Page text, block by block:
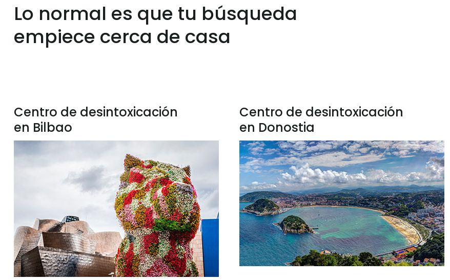
Lo normal es que tu búsqueda
empiece cerca de casa
Centro de desintoxicación
en Bilbao
Centro de desintoxicación
en Donostia